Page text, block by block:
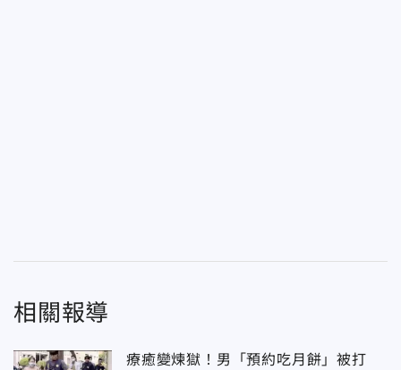
相關報導
療癒變煉獄！男「預約吃月餅」被打